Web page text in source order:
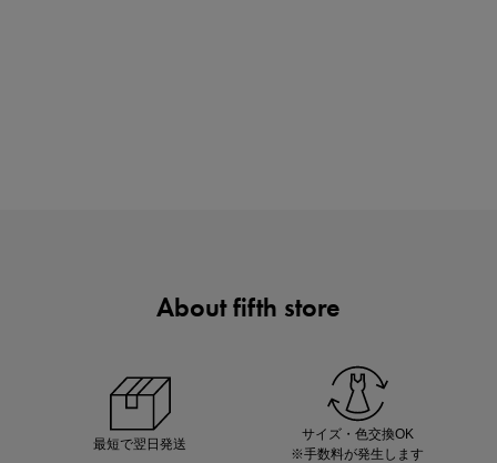
About fifth store
最短で翌日発送
サイズ・色交換OK
※手数料が発生します